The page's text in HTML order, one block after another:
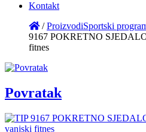
Kontakt
/ProizvodiSportski
9167 POKRETNO
fitnes
Povratak